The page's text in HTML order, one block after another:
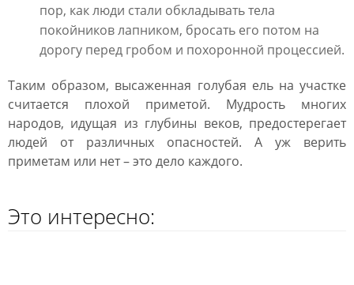
пор, как люди стали обкладывать тела
покойников лапником, бросать его потом на
дорогу перед гробом и похоронной процессией.
Таким образом, высаженная голубая ель на участке
считается плохой приметой. Мудрость многих
народов, идущая из глубины веков, предостерегает
людей от различных опасностей. А уж верить
приметам или нет – это дело каждого.
Это интересно: